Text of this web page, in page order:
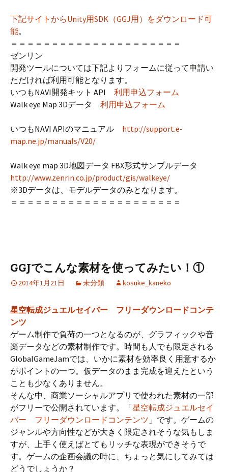
下記サイトからUnity用SDK（GGJ用）をダウンロード可
能。
＝＝＝＝＝＝＝＝＝＝＝＝＝＝＝＝＝＝＝＝＝
ゼンリン
開発ツールについては下記よりフォームに従って申請い
ただければ利用可能となります。
いつもNAVI開発キット API 利用申込フォーム
Walk eye Map 3Dデータ 利用申込フォーム
いつもNAVI APIのマニュアル http://support.e-
map.ne.jp/manuals/V20/
Walk eye map 3D地図データ FBX形式サンプルデータ
http://www.zenrin.co.jp/product/gis/walkeye/
※3Dデータは、モデルデータのみとなります。
＝＝＝＝＝＝＝＝＝＝＝＝＝＝＝＝＝＝＝＝＝
GGJでこんな素材を使ってみたい！①
2014年1月21日 未分類 kosuke_kaneko
星空転成ジュエルセイバー フリーダウンロードコンテ
ンツ
ゲーム制作で負荷の一つとなるのが、グラフィックや音
楽データなどの素材制作です。時間も人でも限定される
GlobalGameJamでは、いかに素材を効率良く用意するか
がポイントの一つ。仮データのまま完成を迎えたという
ことも少なくありません。
そんな中、商業ソーシャルアプリで使われた素材の一部
がフリーで公開されています。「星空転成ジュエルセイ
バー フリーダウンロードコンテンツ 」です。ゲームの
ジャンルや方向性などが大きく限定されそうな気もしま
すが、上手く使えばとてもリッチな表現ができそうで
す。ゲームの企画会議の時に、ちょっと気にしてみては
どうでしょうか？